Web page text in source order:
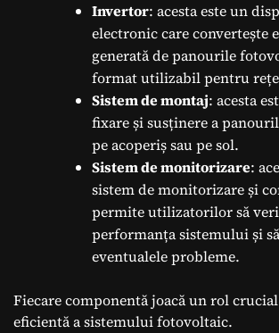
Invertor: acesta este un
electronic care convertește
generată de panourile
format utilizabil pentru
Sistem de montaj: acesta
fixare și susținere a
pe acoperiș sau pe sol.
Sistem de monitorizare:
sistem de monitorizare și
permite utilizatorilor să
performanța sistemului și
eventualele probleme.
Fiecare componentă joacă un rol
eficientă a sistemului fotovoltaic.